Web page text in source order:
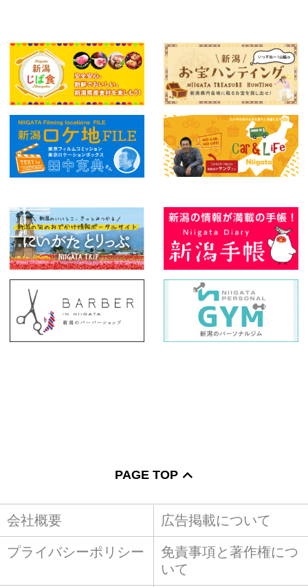
PAGE TOP
会社概要 広告掲載について
プライバシーポリシー
免責事項と著作権につ
いて